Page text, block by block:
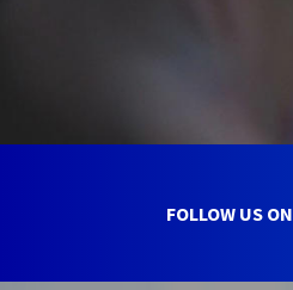
FOLLOW US ON